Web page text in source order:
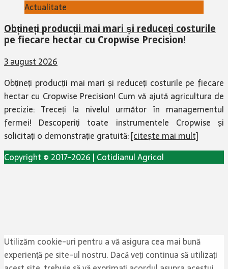
Actualitate
Obțineți producții mai mari și reduceți costurile
pe fiecare hectar cu Cropwise Precision!
3 august 2026
Obțineți producții mai mari și reduceți costurile pe fiecare
hectar cu Cropwise Precision! Cum vă ajută agricultura de
precizie: Treceți la nivelul următor în managementul
fermei! Descoperiți toate instrumentele Cropwise și
solicitați o demonstrație gratuită:[citește mai mult]
Copyright © 2017-2026 | Cotidianul Agricol
Utilizăm cookie-uri pentru a vă asigura cea mai bună
experiență pe site-ul nostru. Dacă veți continua să utilizați